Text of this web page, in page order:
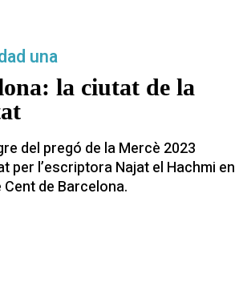
la ciutat de la
una
del pregó de la Mercè 2023
per l’escriptora Najat el Hachmi en
Cent de Barcelona.